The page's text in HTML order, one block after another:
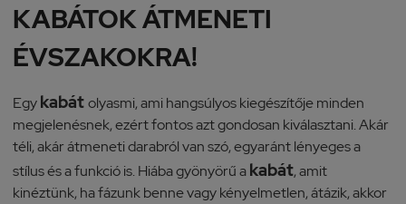
KABÁTOK ÁTMENETI
ÉVSZAKOKRA!
Egykabátolyasmi, ami hangsúlyos kiegészítője minden
megjelenésnek, ezért fontos azt gondosan kiválasztani. Akár
téli, akár átmeneti darabról van szó, egyaránt lényeges a
stílus és a funkció is. Hiába gyönyörű akabát, amit
kinéztünk, ha fázunk benne vagy kényelmetlen, átázik, akkor